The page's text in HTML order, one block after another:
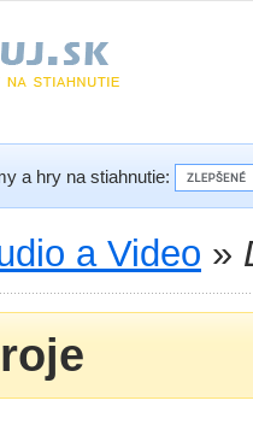
a hry na stiahnutie:
a Video »